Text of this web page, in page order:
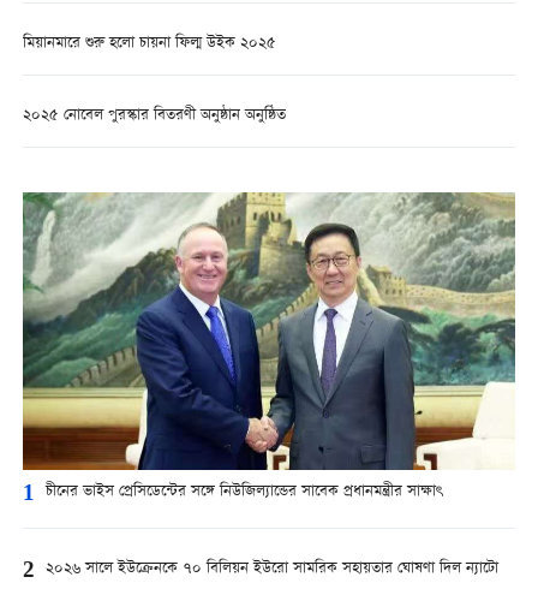
মিয়ানমারে শুরু হলো চায়না ফিল্ম উইক ২০২৫
২০২৫ নোবেল পুরস্কার বিতরণী অনুষ্ঠান অনুষ্ঠিত
1 চীনের ভাইস প্রেসিডেন্টের সঙ্গে নিউজিল্যান্ডের সাবেক প্রধানমন্ত্রীর সাক্ষাৎ
2 ২০২৬ সালে ইউক্রেনকে ৭০ বিলিয়ন ইউরো সামরিক সহায়তার ঘোষণা দিল ন্যাটো